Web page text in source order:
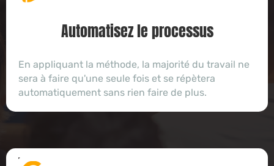
Automatisez le processus
En appliquant la méthode, la majorité du travail ne
sera à faire qu'une seule fois et se répètera
automatiquement sans rien faire de plus.